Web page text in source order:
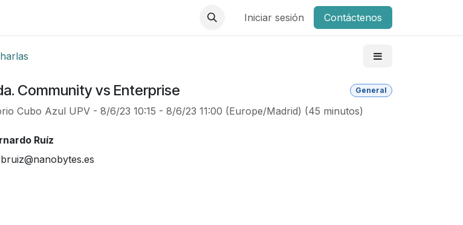
Iniciar sesión Contáctenos
Community vs Enterprise General
Cubo Azul UPV - 8/6/23 10:15 - 8/6/23 11:00 (Europe/Madrid) (45 minutos)
Ruíz
bruiz@nanobytes.es